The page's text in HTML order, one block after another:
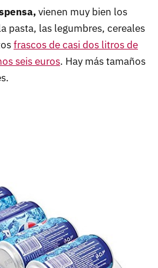
vienen muy bien los
pasta, las legumbres, cereales
frascos de casi dos litros de
seis euros. Hay más tamaños